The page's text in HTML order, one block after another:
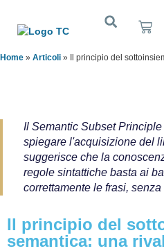
Home » Articoli » Il principio del
Il Semantic Subset
spiegare l'acquisizione del
suggerisce che la
regole sintattiche basta ai
correttamente le frasi,
Il principio del
semantica: una